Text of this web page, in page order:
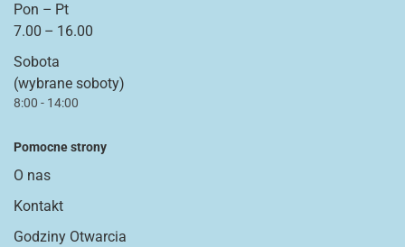
Pon – Pt
7.00 – 16.00
Sobota
(wybrane soboty)
8:00 - 14:00
Pomocne strony
O nas
Kontakt
Godziny Otwarcia